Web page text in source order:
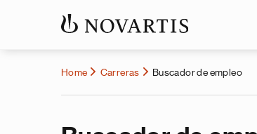
Home Carreras Buscador de empleo